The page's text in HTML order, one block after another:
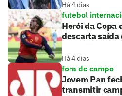
Há 4 dias
futebol
Herói da Copa
descarta saída
Há 4 dias
fora de campo
Jovem Pan
transmitir